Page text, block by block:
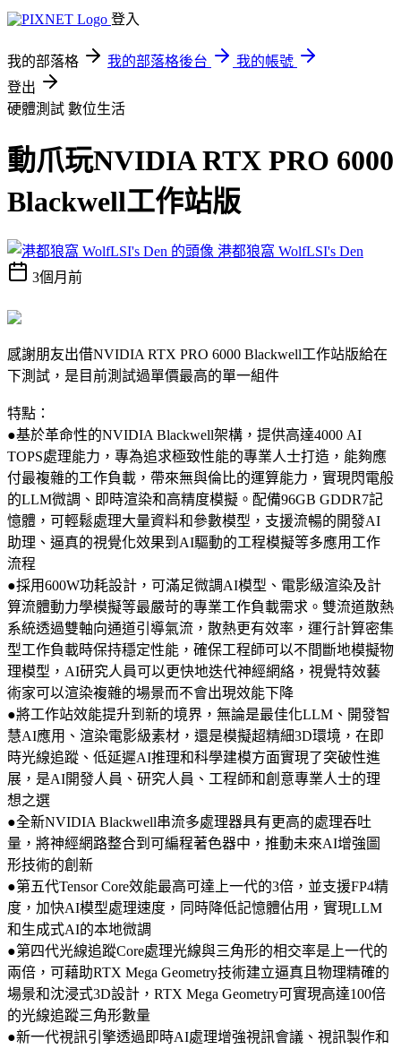
登入
我的部落格 我的部落格後台
我的帳號
登出
硬體測試 數位生活
動爪玩NVIDIA RTX PRO 6000
Blackwell工作站版
港都狼窩 WolfLSI's Den
3個月前
感謝朋友出借NVIDIA RTX PRO 6000 Blackwell工作站版給在
下測試，是目前測試過單價最高的單一組件
特點：
●基於革命性的NVIDIA Blackwell架構，提供高達4000 AI
TOPS處理能力，專為追求極致性能的專業人士打造，能夠應
付最複雜的工作負載，帶來無與倫比的運算能力，實現閃電般
的LLM微調、即時渲染和高精度模擬。配備96GB GDDR7記
憶體，可輕鬆處理大量資料和參數模型，支援流暢的開發AI
助理、逼真的視覺化效果到AI驅動的工程模擬等多應用工作
流程
●採用600W功耗設計，可滿足微調AI模型、電影級渲染及計
算流體動力學模擬等最嚴苛的專業工作負載需求。雙流道散熱
系統透過雙軸向通道引導氣流，散熱更有效率，運行計算密集
型工作負載時保持穩定性能，確保工程師可以不間斷地模擬物
理模型，AI研究人員可以更快地迭代神經網絡，視覺特效藝
術家可以渲染複雜的場景而不會出現效能下降
●將工作站效能提升到新的境界，無論是最佳化LLM、開發智
慧AI應用、渲染電影級素材，還是模擬超精細3D環境，在即
時光線追蹤、低延遲AI推理和科學建模方面實現了突破性進
展，是AI開發人員、研究人員、工程師和創意專業人士的理
想之選
●全新NVIDIA Blackwell串流多處理器具有更高的處理吞吐
量，將神經網路整合到可編程著色器中，推動未來AI增強圖
形技術的創新
●第五代Tensor Core效能最高可達上一代的3倍，並支援FP4精
度，加快AI模型處理速度，同時降低記憶體佔用，實現LLM
和生成式AI的本地微調
●第四代光線追蹤Core處理光線與三角形的相交率是上一代的
兩倍，可藉助RTX Mega Geometry技術建立逼真且物理精確的
場景和沈浸式3D設計，RTX Mega Geometry可實現高達100倍
的光線追蹤三角形數量
●新一代視訊引擎透過即時AI處理增強視訊會議、視訊製作和